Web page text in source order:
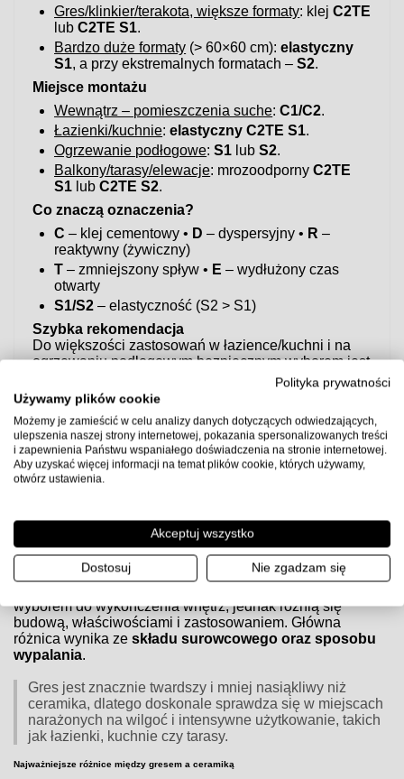
Gres/klinkier/terakota, większe formaty: klejC2TE
lubC2TE S1.
Bardzo duże formaty (> 60×60 cm):elastyczny
S1, a przy ekstremalnych formatach –S2.
Miejsce montażu
Wewnątrz – pomieszczenia suche:C1/C2.
Łazienki/kuchnie:elastyczny C2TE S1.
Ogrzewanie podłogowe:S1 lubS2.
Balkony/tarasy/elewacje: mrozoodpornyC2TE
S1 lubC2TE S2.
Co znaczą oznaczenia?
C – klej cementowy • D – dyspersyjny • R –
reaktywny (żywiczny)
T – zmniejszony spływ • E – wydłużony czas
otwarty
S1/S2 – elastyczność (S2 > S1)
Szybka rekomendacja
Do większości zastosowań w łazience/kuchni i na
ogrzewaniu podłogowym bezpiecznym wyborem jest
Uwaga: przed użyciem sprawdź kartę techniczną producenta
kleju, przygotuj podłoże zgodnie z wytycznymi (gruntowanie,
równość, suchość) i zachowaj zalecane proporcje wody oraz
czasy schnięcia.
Czym różnią się płytki gresowe od ceramicznych?
wyborem do wykończenia wnętrz, jednak różnią się
budową, właściwościami i zastosowaniem. Główna
różnica wynika zeskładu surowcowego oraz sposobu
wypalania.
Gres jest znacznie twardszy i mniej nasiąkliwy niż
ceramika, dlatego doskonale sprawdza się w miejscach
narażonych na wilgoć i intensywne użytkowanie, takich
jak łazienki, kuchnie czy tarasy.
Najważniejsze różnice między gresem a ceramiką
Polityka prywatności
Używamy plików cookie
Możemy je zamieścić w celu analizy danych dotyczących odwiedzających,
ulepszenia naszej strony internetowej, pokazania spersonalizowanych treści
i zapewnienia Państwu wspaniałego doświadczenia na stronie internetowej.
Aby uzyskać więcej informacji na temat plików cookie, których używamy,
otwórz ustawienia.
Akceptuj wszystko
Dostosuj Nie zgadzam się